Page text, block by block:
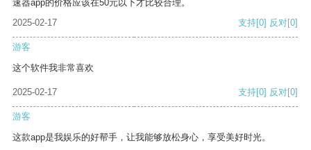
速器app的价格应该在50元以下才比较合理。
2025-02-17
支持[0] 反对[0]
游客
这个软件我非常喜欢
2025-02-17 支持[0] 反对[0]
游客
这款app是我娱乐的好帮手，让我能够放松身心，享受美好时光。